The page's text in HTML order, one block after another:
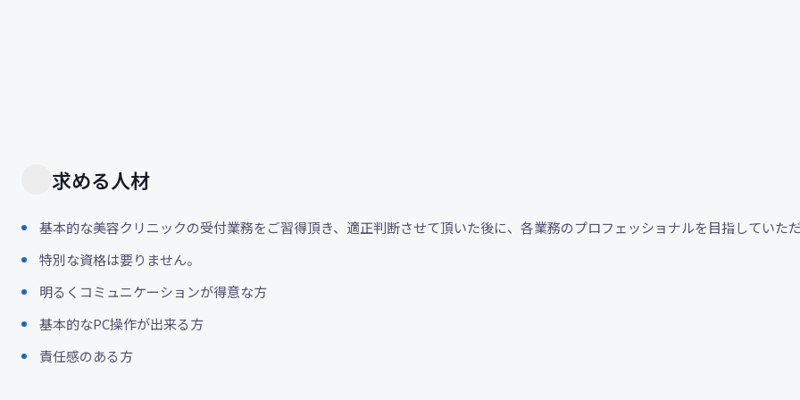
求める人材
基本的な美容クリニックの受付業務をご習得頂き、適正判断させて頂いた後に、各業務のプロフェッショナルを目指していただ
特別な資格は要りません。
明るくコミュニケーションが得意な方
基本的なPC操作が出来る方
責任感のある方